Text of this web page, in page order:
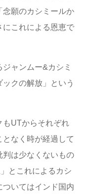
念願のカシミールか
にこれによる恩恵で
ャンムー&カシミ
クの解放」という
もUTからそれぞれ
なく時が経過して
判は少なくないもの
とこれによるカシ
ついてはインド国内